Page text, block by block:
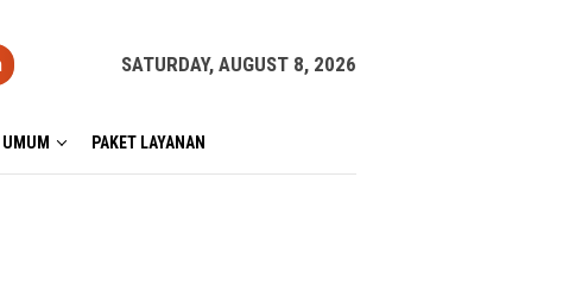
SATURDAY, AUGUST 8, 2026
UMUM PAKET LAYANAN